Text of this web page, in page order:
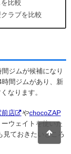
比較
ラブを比較
ジムが候補になり
間ジムがあり、新
なります。
前店 やchocoZAP
ウェイトを使いた
見ておきたいところ